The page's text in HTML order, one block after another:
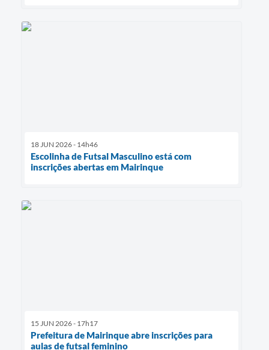
18 JUN 2026 - 14h46
Escolinha de Futsal Masculino está com
inscrições abertas em Mairinque
15 JUN 2026 - 17h17
Prefeitura de Mairinque abre inscrições para
aulas de futsal feminino